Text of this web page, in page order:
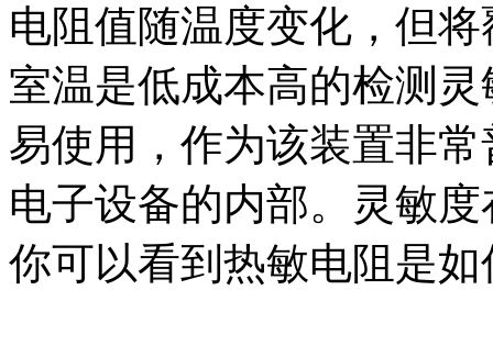
电阻值随温度变化，但
室温是低成本高的检测
易使用，作为该装置非
电子设备的内部。灵敏
你可以看到热敏电阻是